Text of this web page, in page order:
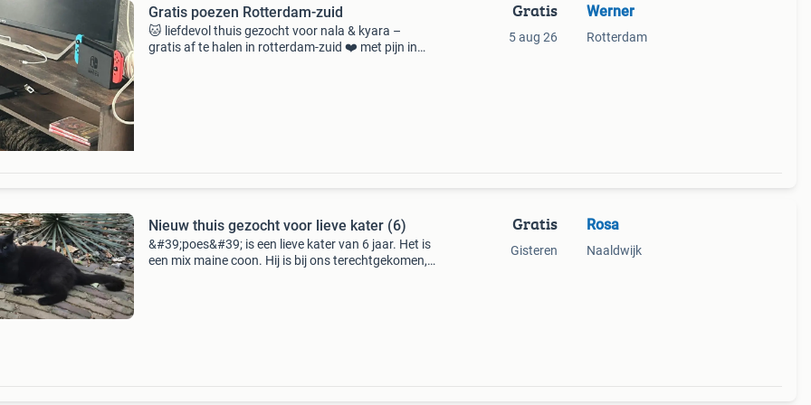
Gratis poezen Rotterdam-zuid
🐱 liefdevol thuis gezocht voor nala & kyara –
gratis af te halen in rotterdam-zuid ❤️ met pijn in
Gratis
5 aug 26
Werner
Rotterdam
Nieuw thuis gezocht voor lieve kater (6)
&#39;poes&#39; is een lieve kater van 6 jaar. Het is
een mix maine coon. Hij is bij ons terechtgekomen,
Gratis
Gisteren
Rosa
Naaldwijk